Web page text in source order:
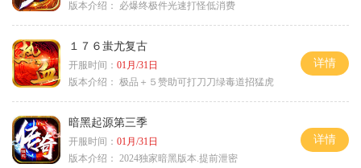
版本介绍：
必爆终极件光速打怪低消费
１７６蚩尤复古
开服时间： 01月/31日
版本介绍： 极品＋５赞助可打刀刀绿毒道招猛虎
详情
暗黑起源第三季
开服时间： 01月/31日
版本介绍： 2024独家暗黑版本.提前泄密
详情